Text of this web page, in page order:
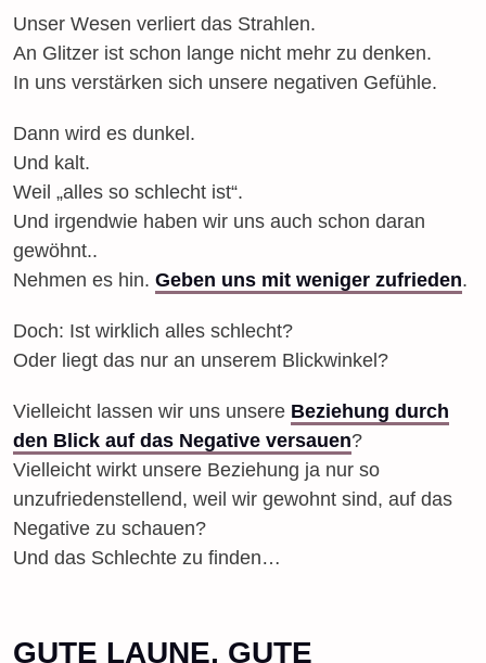
Unser Wesen verliert das Strahlen.
An Glitzer ist schon lange nicht mehr zu denken.
In uns verstärken sich unsere negativen Gefühle.
Dann wird es dunkel.
Und kalt.
Weil „alles so schlecht ist“.
Und irgendwie haben wir uns auch schon daran
gewöhnt..
Nehmen es hin. Geben uns mit weniger zufrieden.
Doch: Ist wirklich alles schlecht?
Oder liegt das nur an unserem Blickwinkel?
Vielleicht lassen wir uns unsere Beziehung durch
den Blick auf das Negative versauen?
Vielleicht wirkt unsere Beziehung ja nur so
unzufriedenstellend, weil wir gewohnt sind, auf das
Negative zu schauen?
Und das Schlechte zu finden…
GUTE LAUNE, GUTE